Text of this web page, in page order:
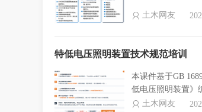
土木网友
特低电压照明装置技术规范培训
本课件基于GB
低电压照明装置
土木网友